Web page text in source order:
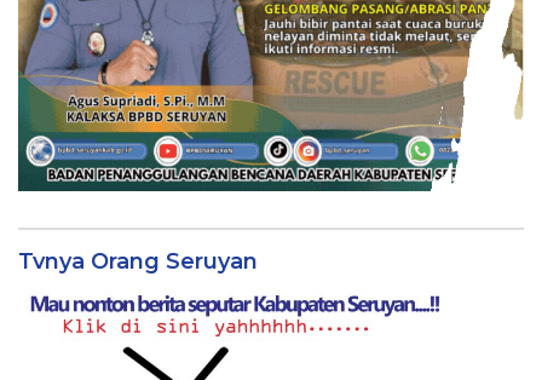
Tvnya Orang Seruyan